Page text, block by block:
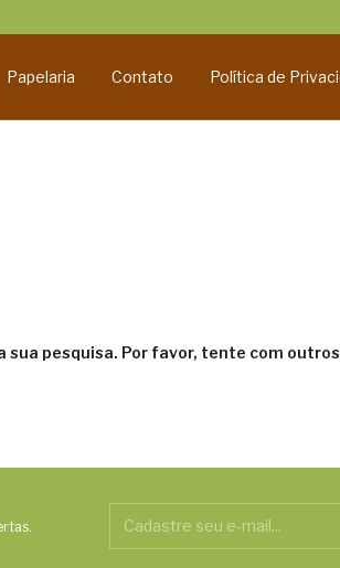
Papelaria Contato Política de
sua pesquisa. Por favor, tente com